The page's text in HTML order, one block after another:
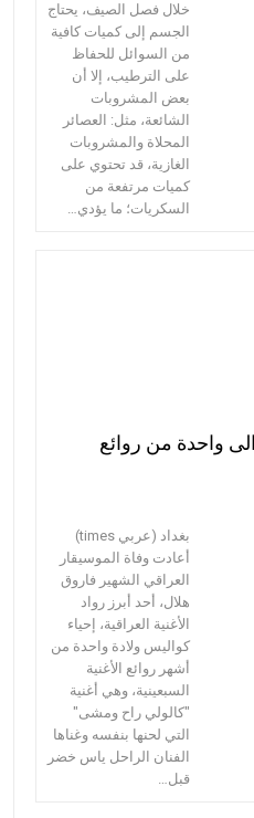
خلال فصل الصيف، يحتاج
الجسم إلى كميات كافية
من السوائل للحفاظ
على الترطيب، إلا أن
بعض المشروبات
الشائعة، مثل: العصائر
المحلاة والمشروبات
الغازية، قد تحتوي على
كميات مرتفعة من
السكريات؛ ما يؤدي…
واحدة من روائع
بغداد (عربي times)
أعادت وفاة الموسيقار
العراقي الشهير فاروق
هلال، أحد أبرز رواد
الأغنية العراقية، إحياء
كواليس ولادة واحدة من
أشهر روائع الأغنية
السبعينية، وهي أغنية
"كالولي راح ومشى"
التي لحنها بنفسه وغناها
الفنان الراحل ياس خضر
قبل…